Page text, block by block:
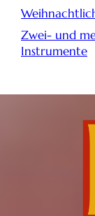
Zwei- und
Instrumente